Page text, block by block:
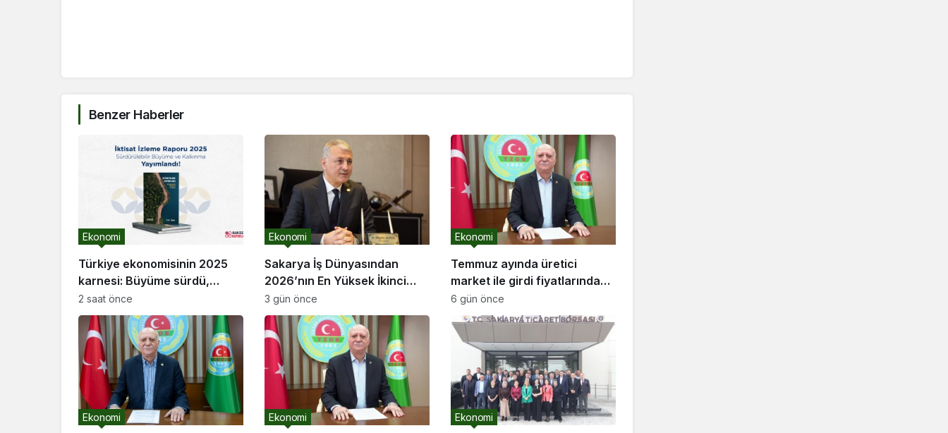
Benzer Haberler
Türkiye ekonomisinin 2025
karnesi: Büyüme sürdü,
sanayi son 30 yılın dibine indi
Ekonomi
2 saat önce
Sakarya İş Dünyasından
2026’nın En Yüksek İkinci
İhracatı Temmuz’da Geldi:
556.5 Milyon Dolar
Ekonomi
3 gün önce
Temmuz ayında üretici
market ile girdi fiyatlarında
yaşanan değişimler
Ekonomi
6 gün önce
Ekonomi Ekonomi Ekonomi